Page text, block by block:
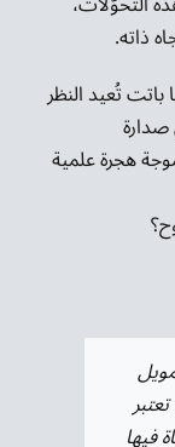
ذاته.
باتت تُعيد النظر
هجرة علمية
فيها